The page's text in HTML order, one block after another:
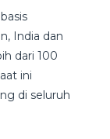
India dan
dari 100
ini
di seluruh